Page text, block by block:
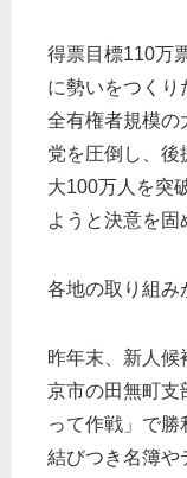
得票目標110万
に勢いをつくり
全有権者規模の
党を圧倒し、後
大100万人を突
ようと決意を固
各地の取り組み
昨年末、新人候
京市の田無町支
って作戦」で勝
結びつき名簿や